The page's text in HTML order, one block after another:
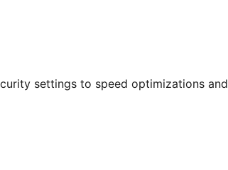
settings to speed optimizations and